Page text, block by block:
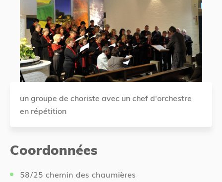
un groupe de choriste avec un chef d'orchestre
en répétition
Coordonnées
58/25 chemin des chaumières